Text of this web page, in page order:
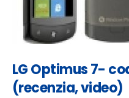
LG Optimus 7-
(recenzia, video)